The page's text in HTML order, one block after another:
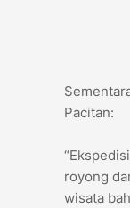
Pacitan:
royong
wisata